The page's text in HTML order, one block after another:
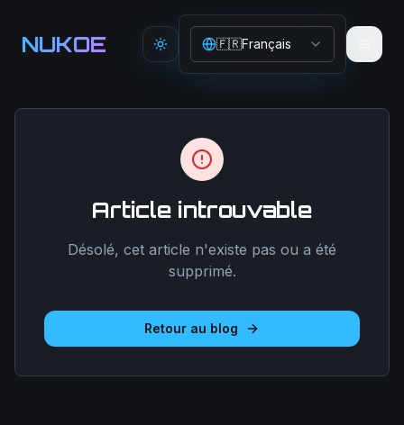
NUKOE Toggle theme
🇫🇷Français
Article introuvable
Désolé, cet article n'existe pas ou a été
supprimé.
Retour au blog